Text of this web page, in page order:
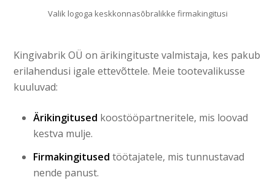
Valik logoga keskkonnasõbralikke firmakingitusi
Kingivabrik OÜ on ärikingituste valmistaja, kes pakub
erilahendusi igale ettevõttele. Meie tootevalikusse
kuuluvad:
Ärikingitused koostööpartneritele, mis loovad
kestva mulje.
Firmakingitused töötajatele, mis tunnustavad
nende panust.